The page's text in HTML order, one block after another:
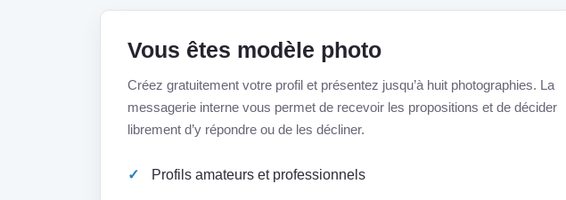
Vous êtes modèle photo
Créez gratuitement votre profil et présentez jusqu’à huit photographies. La
messagerie interne vous permet de recevoir les propositions et de décider
librement d’y répondre ou de les décliner.
Profils amateurs et professionnels